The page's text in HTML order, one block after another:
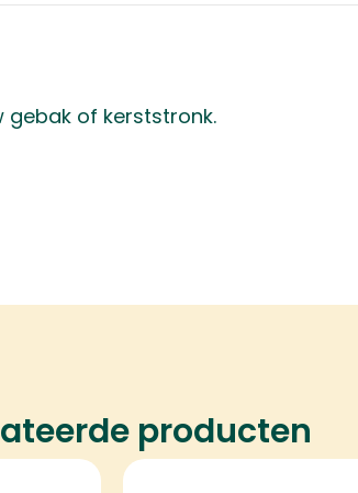
gebak of kerststronk.
producten